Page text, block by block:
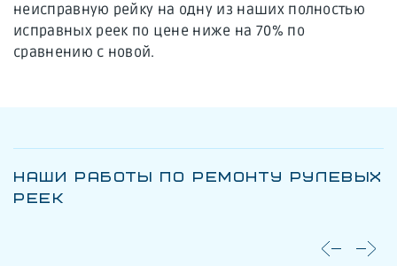
неисправную рейку на одну из наших полностью
исправных реек по цене ниже на 70% по
сравнению с новой.
НАШИ РАБОТЫ ПО РЕМОНТУ РУЛЕВЫХ
РЕЕК